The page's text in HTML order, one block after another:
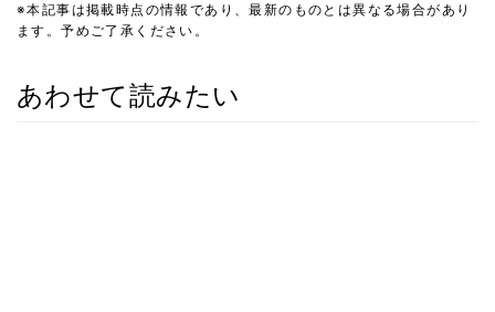
※本記事は掲載時点の情報であり、最新のものとは異なる場合があり
ます。予めご了承ください。
あわせて読みたい